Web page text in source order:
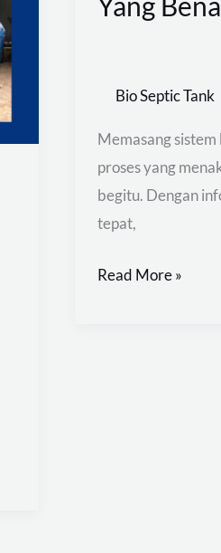
Bio Septic Tank
Memasang
proses yang
begitu. Dengan
tepat,
Bio
Yang
Benar
Read More »